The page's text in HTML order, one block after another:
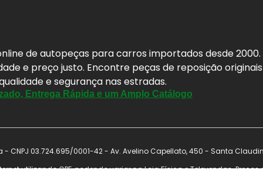
do setor automotivo, com forte presença no
além da frenagem e atende diferentes sistemas do
no uso diário.
de autopeças para carros importados desde
e preço justo. Encontre peças de reposição
e segurança nas estradas.
Entrega Rápida e um Amplo Catálogo
CNPJ 03.724.695/0001-42 - Av. Avelino Capellato, 450 - Santa
utilizando CPF, podendo variar na Loja Física e Televendas.